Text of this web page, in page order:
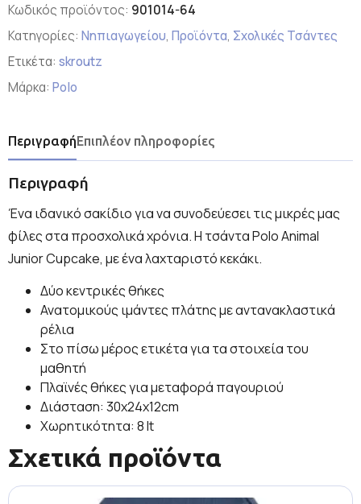
Κωδικός προϊόντος: 901014-64
Κατηγορίες: Νηπιαγωγείου, Προϊόντα, Σχολικές Τσάντες
Ετικέτα: skroutz
Μάρκα: Polo
ΠεριγραφήΕπιπλέον πληροφορίες
Περιγραφή
Ένα ιδανικό σακίδιο για να συνοδεύεσει τις μικρές μας
φίλες στα προσχολικά χρόνια. H τσάντα Polo Animal
Junior Cupcake, με ένα λαχταριστό κεκάκι.
Δύο κεντρικές θήκες
Ανατομικούς ιμάντες πλάτης με αντανακλαστικά
ρέλια
Στο πίσω μέρος ετικέτα για τα στοιχεία του
μαθητή
Πλαϊνές θήκες για μεταφορά παγουριού
Διάσταση: 30x24x12cm
Χωρητικότητα: 8 lt
Σχετικά προϊόντα